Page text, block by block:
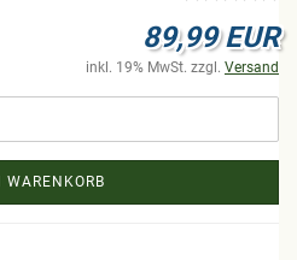
89,99 EUR
inkl. 19% MwSt. zzgl. Versand
WARENKORB